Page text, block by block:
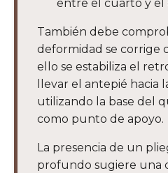
entre el cuarto y el
También debe
deformidad se corrige
ello se estabiliza el
llevar el antepié hacia
utilizando la base del
como punto de apoyo.
La presencia de un
profundo sugiere una